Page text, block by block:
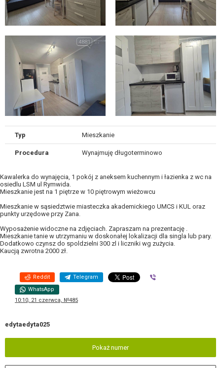
Typ Mieszkanie
Procedura Wynajmuję długoterminowo
Kawalerka do wynajęcia, 1 pokój z aneksem kuchennym i łazienka z wc na
osiedlu LSM ul Rymwida.
Mieszkanie jest na 1 piętrze w 10 piętrowym wieżowcu
Mieszkanie w sąsiedztwie miasteczka akademickiego UMCS i KUL oraz
punkty urzędowe przy Zana.
Wyposażenie widoczne na zdjęciach. Zapraszam na prezentację .
Mieszkanie tanie w utrzymaniu w doskonałej lokalizacji dla singla lub pary.
Dodatkowo czynsz do spoldzielni 300 zl i liczniki wg zużycia.
Kaucją zwrotna 2000 zł.
Reddit Telegram
WhatsApp
10:10, 21 czerwca, №485
edytaedyta025
Pokaż numer